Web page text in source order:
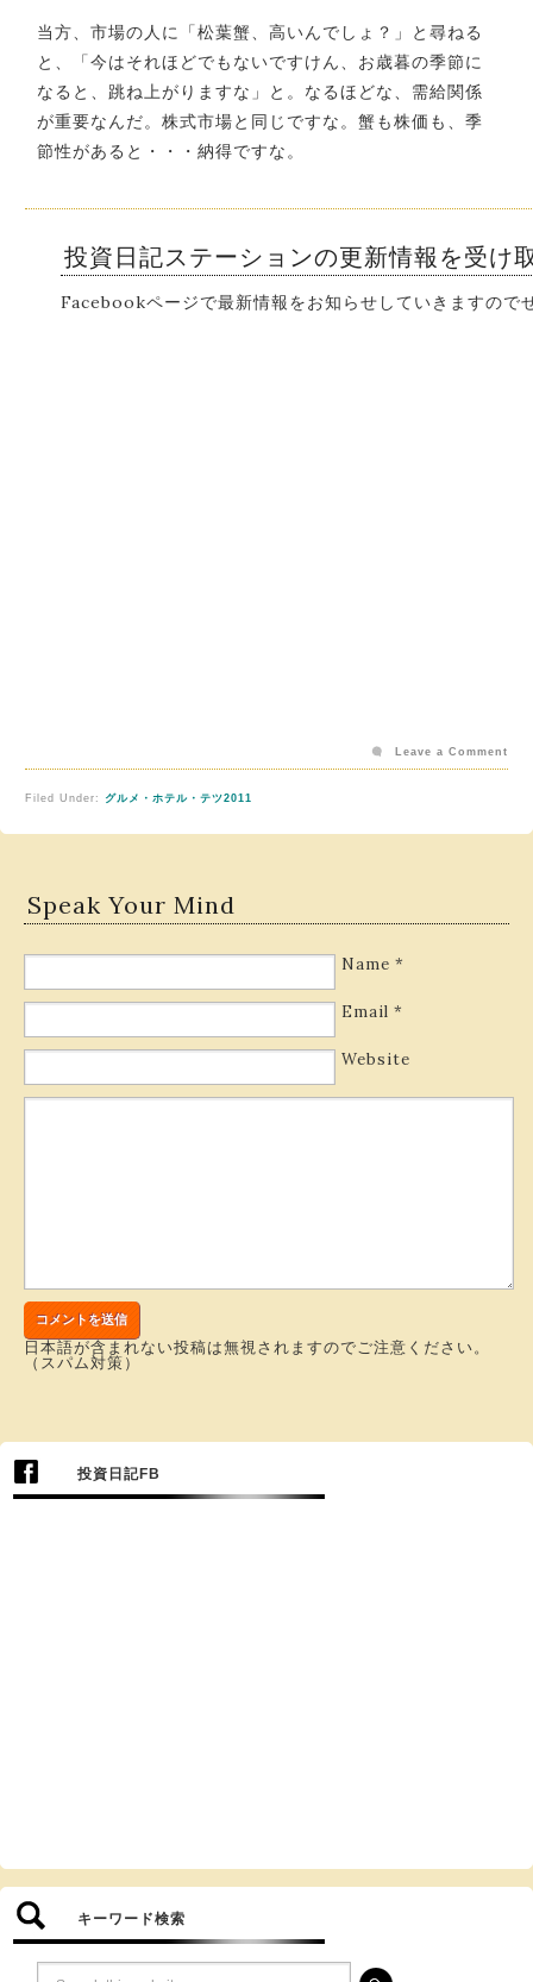
当方、市場の人に「松葉蟹、高いんでしょ？」と尋ねる
と、「今はそれほどでもないですけん、お歳暮の季節に
なると、跳ね上がりますな」と。なるほどな、需給関係
が重要なんだ。株式市場と同じですな。蟹も株価も、季
節性があると・・・納得ですな。
投資日記ステーションの更新情報を受け
Facebookページで最新情報をお知らせしていきますので
Filed Under: グルメ・ホテル・テツ2011
Leave a Comment
Speak Your Mind
Name *
Email *
Website
日本語が含まれない投稿は無視されますのでご注意ください。
（スパム対策）
投資日記FB
キーワード検索